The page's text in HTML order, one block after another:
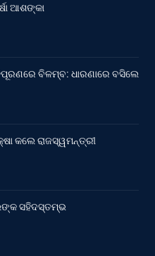
ଆଶଙ୍କା
ବିଳମ୍ବ: ଧାରଣାରେ ବସିଲେ
କଲେ ରାଜସ୍ୱମନ୍ତ୍ରୀ
ସହିଦସ୍ତମ୍ଭ